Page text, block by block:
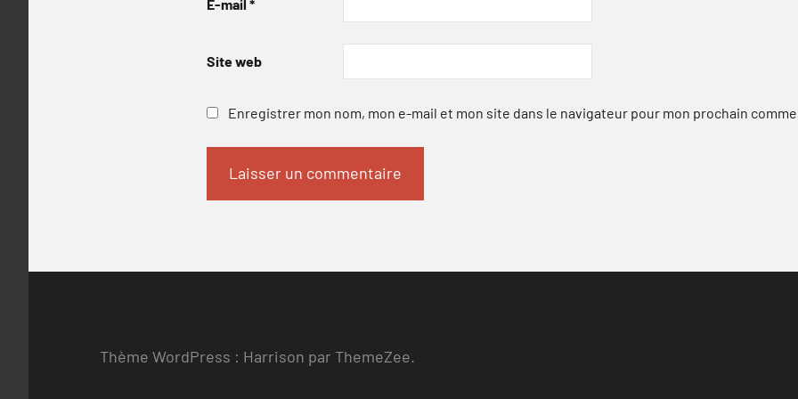
E-mail *
Site web
Enregistrer mon nom, mon e-mail et mon site dans le navigateur pour mon prochain
Thème WordPress : Harrison par ThemeZee.